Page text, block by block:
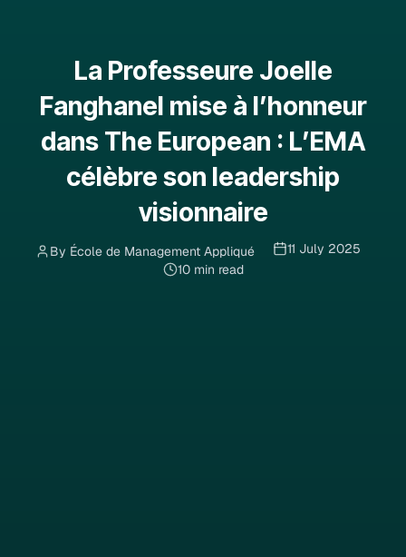
La Professeure Joelle
Fanghanel mise à l’honneur
dans The European : L’EMA
célèbre son leadership
visionnaire
By École de Management Appliqué
11 July 2025
10 min read